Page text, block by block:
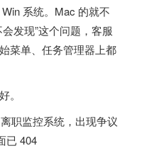
系统。Mac 的就不
发现”这个问题，客服
菜单、任务管理器上都
。